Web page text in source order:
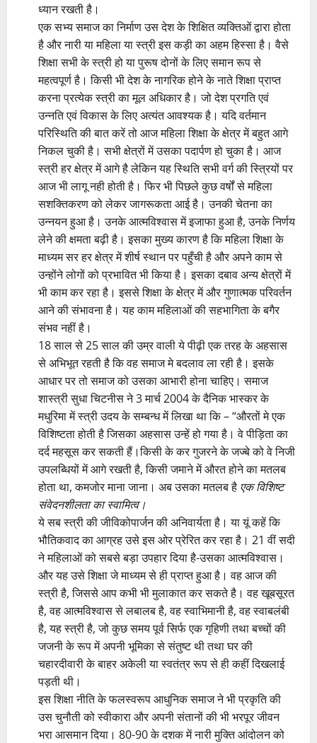
ध्यान रखती है।
एक सभ्य समाज का निर्माण उस देश के शिक्षित व्यक्तिओं द्वारा होता
है और नारी या महिला या स्त्री इस कड़ी का अहम हिस्सा है। वैसे
शिक्षा सभी के स्त्री हो या पुरूष दोनों के लिए समान रूप से
महत्वपूर्ण है। किसी भी देश के नागरिक होने के नाते शिक्षा प्राप्त
करना प्रत्येक स्त्री का मूल अधिकार है। जो देश प्रगति एवं
उन्नति एवं विकास के लिए अत्यंत आवश्यक है। यदि वर्तमान
परिस्थिति की बात करें तो आज महिला शिक्षा के क्षेत्र में बहुत आगे
निकल चुकी है। सभी क्षेत्रों में उसका पदार्पण हो चुका है। आज
स्त्री हर क्षेत्र में आगे है लेकिन यह स्थिति सभी वर्ग की स्त्रियों पर
आज भी लागू नही होती है। फिर भी पिछले कुछ वर्षों से महिला
सशक्तिकरण को लेकर जागरूकता आई है। उनकी चेतना का
उन्नयन हुआ है। उनके आत्मविश्वास में इजाफा हुआ है, उनके निर्णय
लेने की क्षमता बढ़ी है। इसका मुख्य कारण है कि महिला शिक्षा के
माध्यम सर हर क्षेत्र में शीर्ष स्थान पर पहुँची है और अपने काम से
उन्होंने लोगों को प्रभावित भी किया है। इसका दबाव अन्य क्षेत्रों में
भी काम कर रहा है। इससे शिक्षा के क्षेत्र में और गुणात्मक परिवर्तन
आने की संभावना है। यह काम महिलाओं की सहभागिता के बगैर
संभव नहीं है।
18 साल से 25 साल की उम्र वाली ये पीढ़ी एक तरह के अहसास
से अभिभूत रहती है कि वह समाज मे बदलाव ला रही है। इसके
आधार पर तो समाज को उसका आभारी होना चाहिए। समाज
शास्त्री सुधा चिटनीस ने 3 मार्च 2004 के दैनिक भास्कर के
मधुरिमा में स्त्री उदय के सम्बन्ध में लिखा था कि – “औरतों मे एक
विशिष्टता होती है जिसका अहसास उन्हें हो गया है। वे पीड़िता का
दर्द महसूस कर सकती हैं।किसी के कर गुजरने के जज्बे को वे निजी
उपलब्धियों में आगे रखती है, किसी जमाने में औरत होने का मतलब
होता था, कमजोर माना जाना। अब उसका मतलब है एक विशिष्ट
संवेदनशीलता का स्वामित्व।
ये सब स्त्री की जीविकोपार्जन की अनिवार्यता है। या यूं कहें कि
भौतिकवाद का आग्रह उसे इस ओर प्रेरित कर रहा है। 21 वीं सदी
ने महिलाओं को सबसे बड़ा उपहार दिया है-उसका आत्मविश्वास।
और यह उसे शिक्षा जे माध्यम से ही प्राप्त हुआ है। वह आज की
स्त्री है, जिससे आप कभी भी मुलाकात कर सकते है। वह खूबसूरत
है, वह आत्मविश्वास से लबालब है, वह स्वाभिमानी है, वह स्वाबलंबी
है, यह स्त्री है, जो कुछ समय पूर्व सिर्फ एक गृहिणी तथा बच्चों की
जजनी के रूप में अपनी भूमिका से संतुष्ट थी तथा घर की
चहारदीवारी के बाहर अकेली या स्वतंत्र रूप से ही कहीं दिखलाई
पड़ती थी।
इस शिक्षा नीति के फलस्वरूप आधुनिक समाज ने भी प्रकृति की
उस चुनौती को स्वीकारा और अपनी संतानों की भी भरपूर जीवन
भरा आसमान दिया। 80-90 के दशक में नारी मुक्ति आंदोलन को